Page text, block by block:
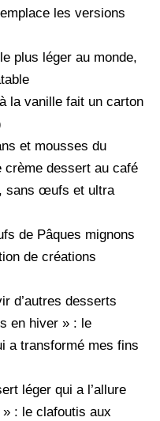
les versions
plus léger au monde,
la vanille fait un carton
et mousses du
dessert au café
sans œufs et ultra
de Pâques mignons
de créations
d’autres desserts
en hiver » : le
a transformé mes fins
léger qui a l’allure
» : le clafoutis aux